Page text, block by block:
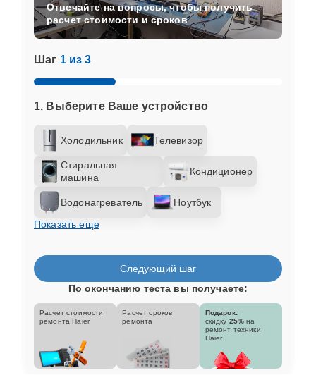
Шаг 1 из 3
1. Выберите Ваше устройство
Холодильник Телевизор
Стиральная
машина
Кондиционер
Водонагреватель
Ноутбук
Показать еще
Отвечайте на вопросы, чтобы получить
расчет стоимости и сроков
Следующий шаг
По окончанию теста вы получаете:
Расчет стоимости
ремонта Haier
Расчет сроков
ремонта
Подарок:
скидку 25% на
ремонт техники
Haier